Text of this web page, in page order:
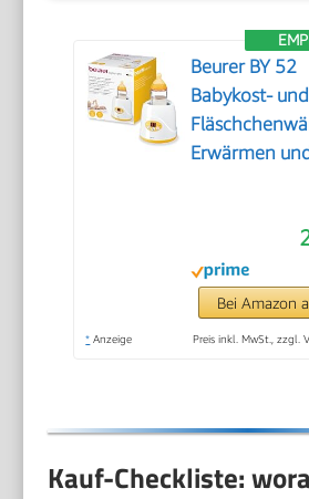
Beurer BY 52
Babykost- und
Erwärmen
Minuten
digitale
passend für
Bei Amazon
* Anzeige Preis inkl. MwSt., zzgl.
Kauf-Checkliste: